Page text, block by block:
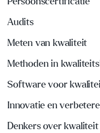
Audits
Meten van kwaliteit
Methoden in
Software voor
Innovatie en
Denkers over kwaliteit